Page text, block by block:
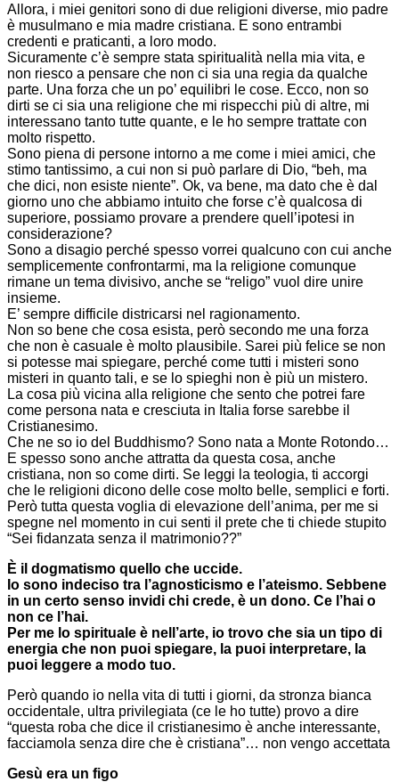
Allora, i miei genitori sono di due religioni diverse, mio padre
è musulmano e mia madre cristiana. E sono entrambi
credenti e praticanti, a loro modo.
Sicuramente c’è sempre stata spiritualità nella mia vita, e
non riesco a pensare che non ci sia una regia da qualche
parte. Una forza che un po’ equilibri le cose. Ecco, non so
dirti se ci sia una religione che mi rispecchi più di altre, mi
interessano tanto tutte quante, e le ho sempre trattate con
molto rispetto.
Sono piena di persone intorno a me come i miei amici, che
stimo tantissimo, a cui non si può parlare di Dio, “beh, ma
che dici, non esiste niente”. Ok, va bene, ma dato che è dal
giorno uno che abbiamo intuito che forse c’è qualcosa di
superiore, possiamo provare a prendere quell’ipotesi in
considerazione?
Sono a disagio perché spesso vorrei qualcuno con cui anche
semplicemente confrontarmi, ma la religione comunque
rimane un tema divisivo, anche se “religo” vuol dire unire
insieme.
E’ sempre difficile districarsi nel ragionamento.
Non so bene che cosa esista, però secondo me una forza
che non è casuale è molto plausibile. Sarei più felice se non
si potesse mai spiegare, perché come tutti i misteri sono
misteri in quanto tali, e se lo spieghi non è più un mistero.
La cosa più vicina alla religione che sento che potrei fare
come persona nata e cresciuta in Italia forse sarebbe il
Cristianesimo.
Che ne so io del Buddhismo? Sono nata a Monte Rotondo…
E spesso sono anche attratta da questa cosa, anche
cristiana, non so come dirti. Se leggi la teologia, ti accorgi
che le religioni dicono delle cose molto belle, semplici e forti.
Però tutta questa voglia di elevazione dell’anima, per me si
spegne nel momento in cui senti il prete che ti chiede stupito
“Sei fidanzata senza il matrimonio??”
È il dogmatismo quello che uccide.
Io sono indeciso tra l’agnosticismo e l’ateismo. Sebbene
in un certo senso invidi chi crede, è un dono. Ce l’hai o
non ce l’hai.
Per me lo spirituale è nell’arte, io trovo che sia un tipo di
energia che non puoi spiegare, la puoi interpretare, la
puoi leggere a modo tuo.
Però quando io nella vita di tutti i giorni, da stronza bianca
occidentale, ultra privilegiata (ce le ho tutte) provo a dire
“questa roba che dice il cristianesimo è anche interessante,
facciamola senza dire che è cristiana”… non vengo accettata
Gesù era un figo